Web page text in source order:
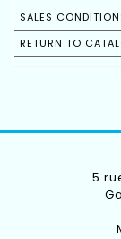
SALES
RETURN TO
5